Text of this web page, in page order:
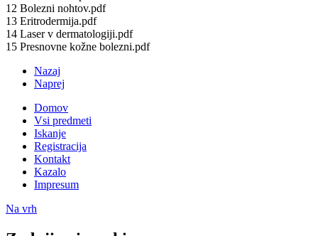
12 Bolezni nohtov.pdf
13 Eritrodermija.pdf
14 Laser v dermatologiji.pdf
15 Presnovne kožne bolezni.pdf
Nazaj
Naprej
Domov
Vsi predmeti
Iskanje
Registracija
Kontakt
Kazalo
Impresum
Na vrh